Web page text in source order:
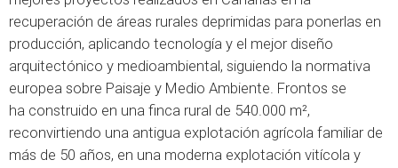
recuperación de áreas rurales deprimidas para ponerlas en
producción, aplicando tecnología y el mejor diseño
arquitectónico y medioambiental, siguiendo la normativa
europea sobre Paisaje y Medio Ambiente. Frontos se
ha construido en una finca rural de 540.000 m²,
reconvirtiendo una antigua explotación agrícola familiar de
más de 50 años, en una moderna explotación vitícola y